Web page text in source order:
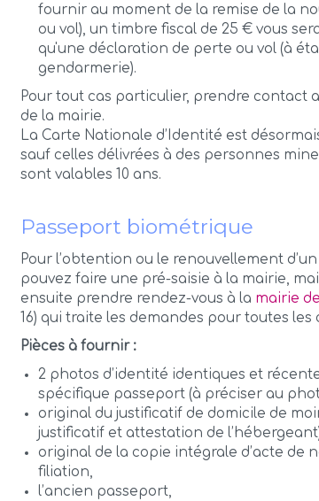
fournir au moment de la remise de la
ou vol), un timbre fiscal de 25 € vous
qu'une déclaration de perte ou vol (à
gendarmerie).
Pour tout cas particulier, prendre contact
de la mairie.
La Carte Nationale d’Identité est
sauf celles délivrées à des personnes
sont valables 10 ans.
Passeport biométrique
Pour l’obtention ou le renouvellement
pouvez faire une pré-saisie à la mairie,
ensuite prendre rendez-vous à la mairie
16) qui traite les demandes pour toutes les
Pièces à fournir :
2 photos d’identité identiques et
spécifique passeport (à préciser au
original du justificatif de domicile de
justificatif et attestation de
original de la copie intégrale d’acte de
filiation,
l’ancien passeport,